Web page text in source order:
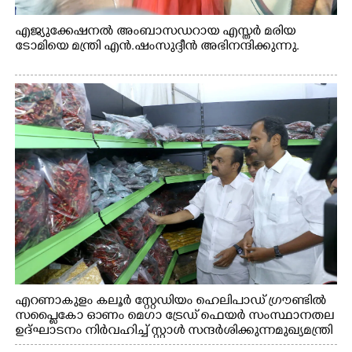
എജ്യുക്കേഷനൽ അംബാസഡറായ എസ്തർ മരിയ
ടോമിയെ മന്ത്രി എൻ.ഷംസുദ്ദീൻ അഭിനന്ദിക്കുന്നു.
എറണാകുളം കലൂർ സ്റ്റേഡിയം ഹെലിപാഡ് ഗ്രൗണ്ടിൽ
സപ്ളൈകോ ഓണം മെഗാ ട്രേഡ് ഫെയർ സംസ്ഥാനതല
ഉദ്ഘാടനം നിർവഹിച്ച് സ്റ്റാൾ സന്ദർശിക്കുന്ന മുഖ്യമന്ത്രി
വി.ഡി. സതീശൻ. മന്ത്രി അനൂപ് ജേക്കബ് സമീപം